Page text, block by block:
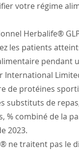
votre régime
Herbalife®
les patients
pendant
de protéines
substituts de
% combiné de la
2023.
ne traitent pas le